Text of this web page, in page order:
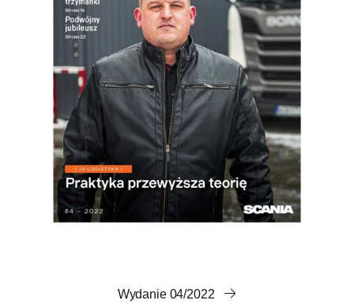
Wydanie 04/2022